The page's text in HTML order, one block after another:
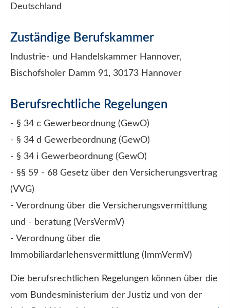
Deutschland
Zuständige Berufskammer
Industrie- und Handelskammer Hannover,
Bischofsholer Damm 91, 30173 Hannover
Berufsrechtliche Regelungen
- § 34 c Gewerbeordnung (GewO)
- § 34 d Gewerbeordnung (GewO)
- § 34 i Gewerbeordnung (GewO)
- §§ 59 - 68 Gesetz über den Versicherungsvertrag
(VVG)
- Verordnung über die Versicherungsvermittlung
und - beratung (VersVermV)
- Verordnung über die
Immobiliardarlehensvermittlung (ImmVermV)
Die berufsrechtlichen Regelungen können über die
vom Bundesministerium der Justiz und von der